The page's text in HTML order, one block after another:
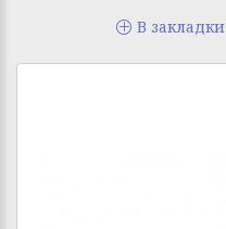
В закладки